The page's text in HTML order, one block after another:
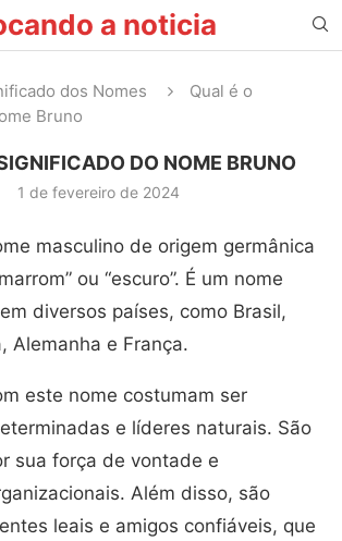
a noticia
dos Nomes
Qual é o
Bruno
DO NOME BRUNO
1 de fevereiro de 2024
masculino de origem germânica
ou “escuro”. É um nome
diversos países, como Brasil,
Alemanha e França.
este nome costumam ser
e líderes naturais. São
sua força de vontade e
Além disso, são
leais e amigos confiáveis, que